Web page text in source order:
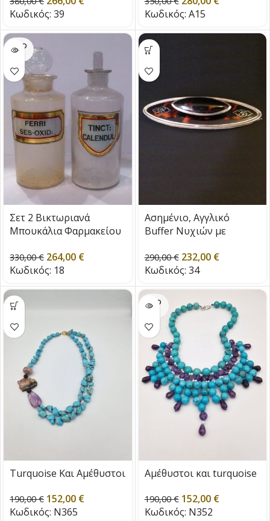
Κωδικός: 39
Κωδικός: A15
SOLD
OUT
Σετ 2 Βικτωριανά
Μπουκάλια Φαρμακείου
330,00€ 264,00 €
Κωδικός: 18
Ασημένιο, Αγγλικό
Buffer Νυχιών με
1922
290,00€ 232,00 €
Κωδικός: 34
Turquoise Και Αμέθυστοι
190,00€ 152,00 €
Κωδικός: N365
SOLD
OUT
Αμέθυστοι και turquoise
190,00€ 152,00 €
Κωδικός: N352